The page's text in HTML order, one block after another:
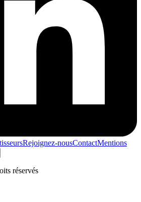
Rejoignez-nousContactMentions
réservés